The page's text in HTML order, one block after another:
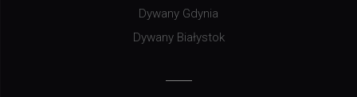
Dywany Gdynia
Dywany Białystok